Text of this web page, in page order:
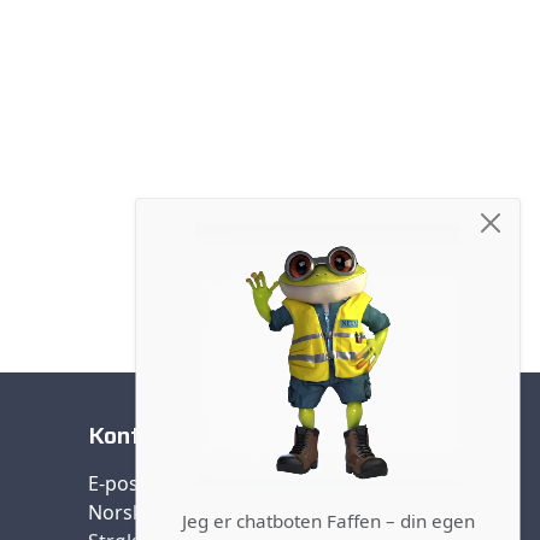
Kontakt oss
E-post:
Norsk forening farlig avfall (NFFA)
Jeg er chatboten Faffen – din egen